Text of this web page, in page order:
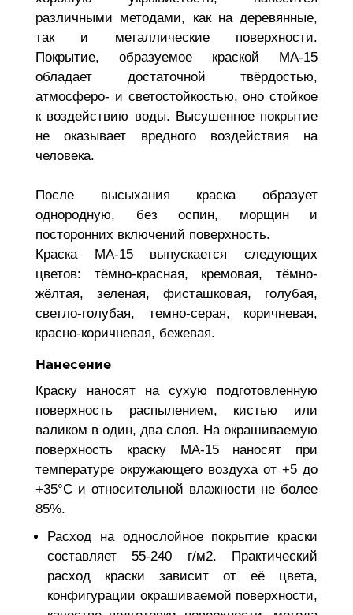
различными методами, как на деревянные,
так и металлические поверхности.
Покрытие, образуемое краской МА-15
обладает достаточной твёрдостью,
атмосферо- и светостойкостью, оно стойкое
к воздействию воды. Высушенное покрытие
не оказывает вредного воздействия на
человека.
После высыхания краска образует
однородную, без оспин, морщин и
посторонних включений поверхность.
Краска МА-15 выпускается следующих
цветов: тёмно-красная, кремовая, тёмно-
жёлтая, зеленая, фисташковая, голубая,
светло-голубая, темно-серая, коричневая,
красно-коричневая, бежевая.
Нанесение
Краску наносят на сухую подготовленную
поверхность распылением, кистью или
валиком в один, два слоя. На окрашиваемую
поверхность краску МА-15 наносят при
температуре окружающего воздуха от +5 до
+35°С и относительной влажности не более
85%.
Расход на однослойное покрытие краски
составляет 55-240 г/м2. Практический
расход краски зависит от её цвета,
конфигурации окрашиваемой поверхности,